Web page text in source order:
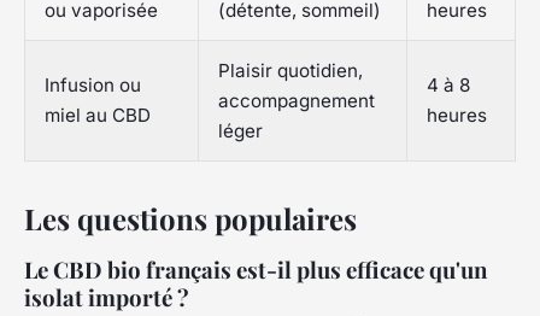
ou vaporisée
(détente, sommeil)
heures
Infusion ou
miel au CBD
Plaisir quotidien,
accompagnement
léger
4 à 8
heures
Les questions populaires
Le CBD bio français est-il plus efficace qu'un
isolat importé ?